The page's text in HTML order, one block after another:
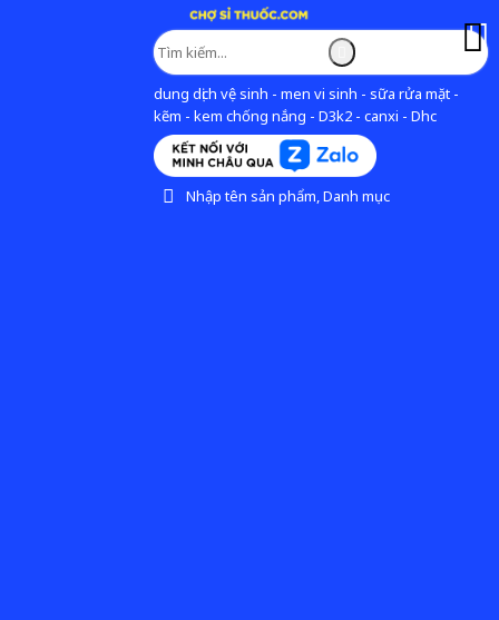
dung dịch vệ sinh - men vi sinh - sữa rửa mặt -
kẽm - kem chống nắng - D3k2 - canxi - Dhc
Nhập tên sản phẩm, Danh mục